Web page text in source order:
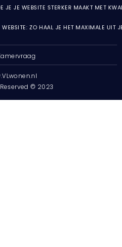
JE JE WEBSITE STERKER MAAKT MET
WEBSITE: ZO HAAL JE HET MAXIMALE UIT
© 2023